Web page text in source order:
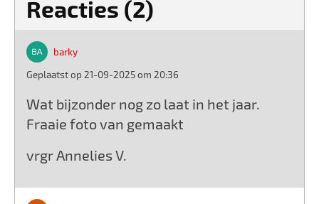
Reacties (2)
barky
Geplaatst op 21-09-2025 om 20:36
Wat bijzonder nog zo laat in het jaar.
Fraaie foto van gemaakt
vrgr Annelies V.